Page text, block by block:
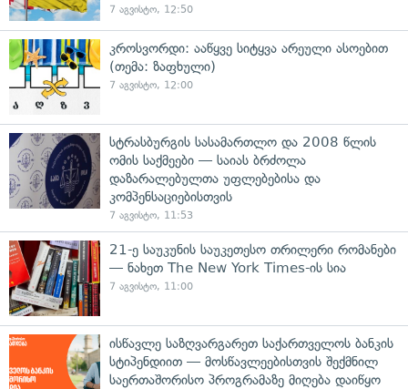
7 აგვისტო, 12:50
კროსვორდი: ააწყვე სიტყვა არეული ასოებით
(თემა: ზაფხული)
7 აგვისტო, 12:00
სტრასბურგის სასამართლო და 2008 წლის
ომის საქმეები — საიას ბრძოლა
დაზარალებულთა უფლებებისა და
კომპენსაციებისთვის
7 აგვისტო, 11:53
21-ე საუკუნის საუკეთესო თრილერი რომანები
— ნახეთ The New York Times-ის სია
7 აგვისტო, 11:00
ისწავლე საზღვარგარეთ საქართველოს ბანკის
სტიპენდიით — მოსწავლეებისთვის შექმნილ
საერთაშორისო პროგრამაზე მიღება დაიწყო